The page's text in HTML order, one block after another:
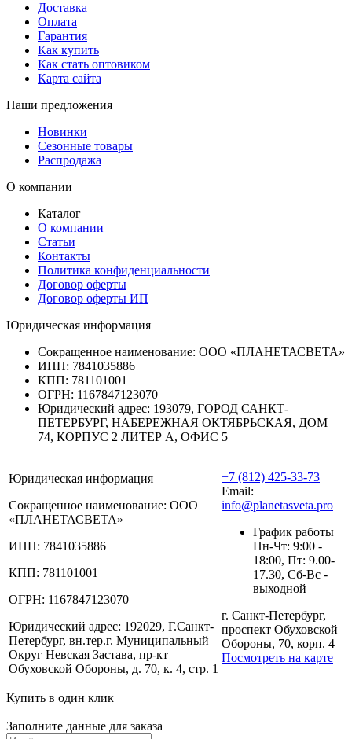
Доставка
Оплата
Гарантия
Как купить
Как стать оптовиком
Карта сайта
Наши предложения
Новинки
Сезонные товары
Распродажа
О компании
Каталог
О компании
Статьи
Контакты
Политика конфиденциальности
Договор оферты
Договор оферты ИП
Юридическая информация
Сокращенное наименование: ООО «ПЛАНЕТАСВЕТА»
ИНН: 7841035886
КПП: 781101001
ОГРН: 1167847123070
Юридический адрес: 193079, ГОРОД САНКТ-
ПЕТЕРБУРГ, НАБЕРЕЖНАЯ ОКТЯБРЬСКАЯ, ДОМ
74, КОРПУС 2 ЛИТЕР А, ОФИС 5
Юридическая информация
Сокращенное наименование: ООО
«ПЛАНЕТАСВЕТА»
ИНН: 7841035886
КПП: 781101001
ОГРН: 1167847123070
Юридический адрес: 192029, Г.Санкт-
Петербург, вн.тер.г. Муниципальный
Округ Невская Застава, пр-кт
Обуховской Обороны, д. 70, к. 4, стр. 1
+7 (812) 425-33-73
Email:
info@planetasveta.pro
График работы
Пн-Чт: 9:00 -
18:00, Пт: 9.00-
17.30, Сб-Вс -
выходной
г. Санкт-Петербург,
проспект Обуховской
Обороны, 70, корп. 4
Посмотреть на карте
Купить в один клик
Заполните данные для заказа